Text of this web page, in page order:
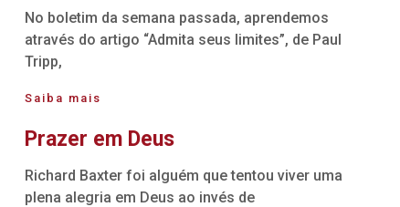
No boletim da semana passada, aprendemos
através do artigo “Admita seus limites”, de Paul
Tripp,
Saiba mais
Prazer em Deus
Richard Baxter foi alguém que tentou viver uma
plena alegria em Deus ao invés de